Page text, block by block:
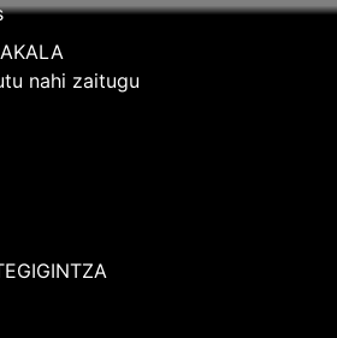
nahi zaitugu